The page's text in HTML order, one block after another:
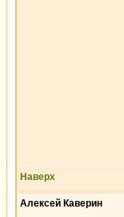
Наверх
Алексей Каверин